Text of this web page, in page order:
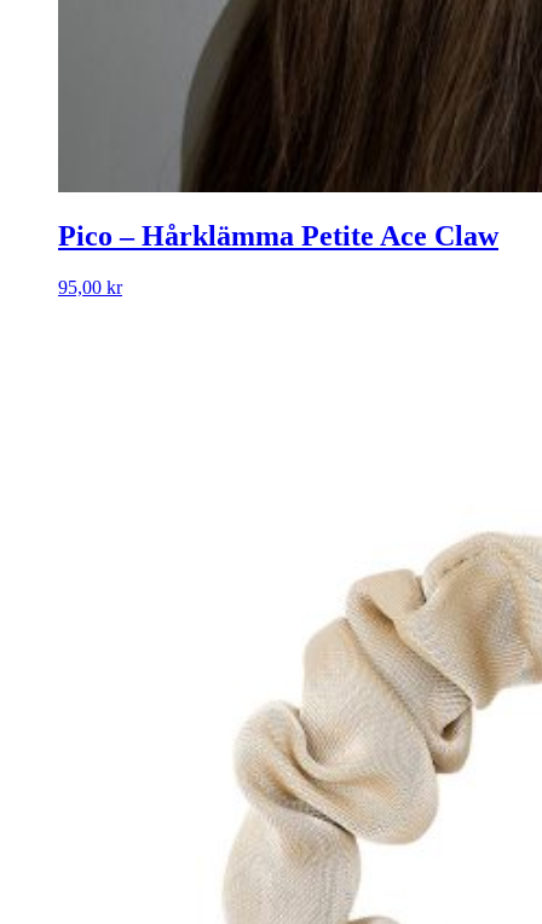
Pico – Hårklämma Petite Ace Claw
95,00 kr